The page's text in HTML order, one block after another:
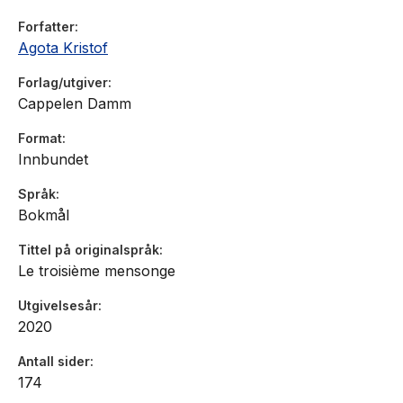
Forfatter
Agota Kristof
Forlag/utgiver
Cappelen Damm
Format
Innbundet
Språk
Bokmål
Tittel på originalspråk
Le troisième mensonge
Utgivelsesår
2020
Antall sider
174